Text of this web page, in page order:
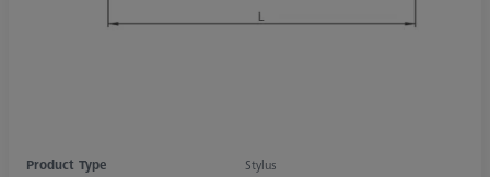
Product Type
Stylus